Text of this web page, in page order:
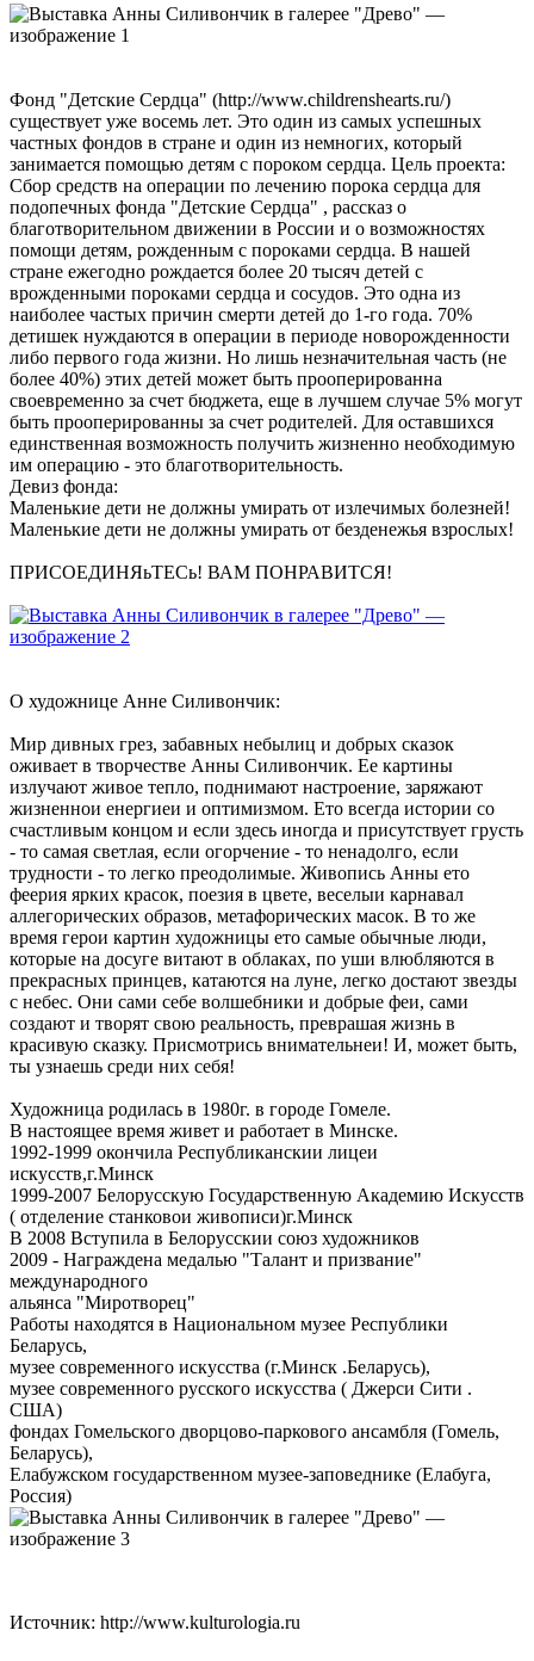
Фонд "Детские Сердца" (http://www.childrenshearts.ru/)
существует уже восемь лет. Это один из самых успешных
частных фондов в стране и один из немногих, который
занимается помощью детям с пороком сердца. Цель проекта:
Сбор средств на операции по лечению порока сердца для
подопечных фонда "Детские Сердца" , рассказ о
благотворительном движении в России и о возможностях
помощи детям, рожденным с пороками сердца. В нашей
стране ежегодно рождается более 20 тысяч детей с
врожденными пороками сердца и сосудов. Это одна из
наиболее частых причин смерти детей до 1-го года. 70%
детишек нуждаются в операции в периоде новорожденности
либо первого года жизни. Но лишь незначительная часть (не
более 40%) этих детей может быть прооперированна
своевременно за счет бюджета, еще в лучшем случае 5% могут
быть прооперированны за счет родителей. Для оставшихся
единственная возможность получить жизненно необходимую
им операцию - это благотворительность.
Девиз фонда:
Маленькие дети не должны умирать от излечимых болезней!
Маленькие дети не должны умирать от безденежья взрослых!
ПРИСОЕДИНЯьТЕСь! ВАМ ПОНРАВИТСЯ!
О художнице Анне Силивончик:
Мир дивных грез, забавных небылиц и добрых сказок
оживает в творчестве Анны Силивончик. Ее картины
излучают живое тепло, поднимают настроение, заряжают
жизненнои енергиеи и оптимизмом. Ето всегда истории со
счастливым концом и если здесь иногда и присутствует грусть
- то самая светлая, если огорчение - то ненадолго, если
трудности - то легко преодолимые. Живопись Анны ето
феерия ярких красок, поезия в цвете, веселыи карнавал
аллегорических образов, метафорических масок. В то же
время герои картин художницы ето самые обычные люди,
которые на досуге витают в облаках, по уши влюбляются в
прекрасных принцев, катаются на луне, легко достают звезды
с небес. Они сами себе волшебники и добрые феи, сами
создают и творят свою реальность, преврашая жизнь в
красивую сказку. Присмотрись внимательнеи! И, может быть,
ты узнаешь среди них себя!
Художница родилась в 1980г. в городе Гомеле.
В настоящее время живет и работает в Минске.
1992-1999 окончила Республиканскии лицеи
искусств,г.Минск
1999-2007 Белорусскую Государственную Академию Искусств
( отделение станковои живописи)г.Минск
В 2008 Вступила в Белорусскии союз художников
2009 - Награждена медалью "Талант и призвание"
международного
альянса "Миротворец"
Работы находятся в Национальном музее Республики
Беларусь,
музее современного искусства (г.Минск .Беларусь),
музее современного русского искусства ( Джерси Сити .
США)
фондах Гомельского дворцово-паркового ансамбля (Гомель,
Беларусь),
Елабужском государственном музее-заповеднике (Елабуга,
Россия)
Источник: http://www.kulturologia.ru